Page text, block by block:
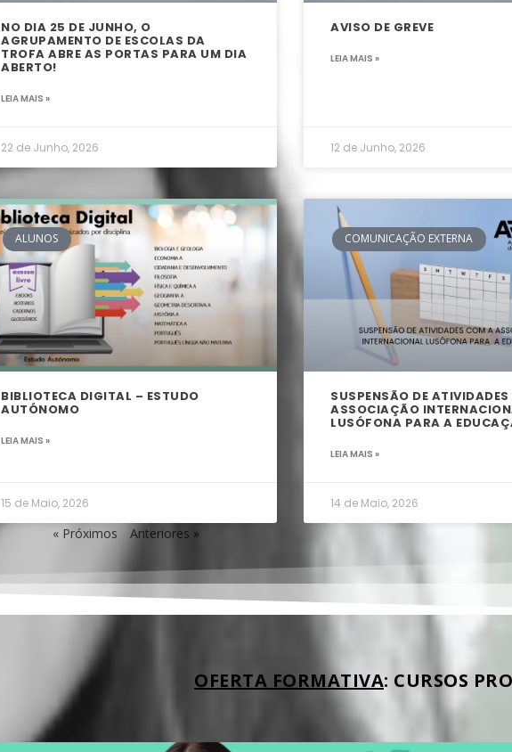
NO DIA 25 DE JUNHO, O
AGRUPAMENTO DE ESCOLAS DA
TROFA ABRE AS PORTAS PARA UM DIA
ABERTO!
LEIA MAIS »
22 de Junho, 2026
AVISO DE GREVE
LEIA MAIS »
12 de Junho, 2026
ALUNOS
BIBLIOTECA DIGITAL – ESTUDO
AUTÓNOMO
LEIA MAIS »
15 de Maio, 2026
COMUNICAÇÃO EXTERNA
SUSPENSÃO DE
ASSOCIAÇÃO
LUSÓFONA PARA A
LEIA MAIS »
14 de Maio, 2026
« Próximos Anteriores »
OFERTA FORMATIVA: CURSOS